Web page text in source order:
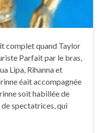
complet quand Taylor
Parfait par le bras,
Lipa, Rihanna et
éait accompagnée
soit habillée de
spectatrices, qui